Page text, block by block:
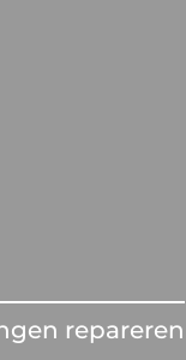
repareren